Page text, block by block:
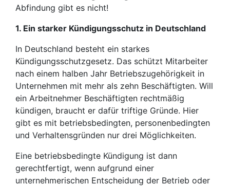
Abfindung gibt es nicht!
1. Ein starker Kündigungsschutz in Deutschland
In Deutschland besteht ein starkes
Kündigungsschutzgesetz. Das schützt Mitarbeiter
nach einem halben Jahr Betriebszugehörigkeit in
Unternehmen mit mehr als zehn Beschäftigten. Will
ein Arbeitnehmer Beschäftigten rechtmäßig
kündigen, braucht er dafür triftige Gründe. Hier
gibt es mit betriebsbedingten, personenbedingten
und Verhaltensgründen nur drei Möglichkeiten.
Eine betriebsbedingte Kündigung ist dann
gerechtfertigt, wenn aufgrund einer
unternehmerischen Entscheidung der Betrieb oder